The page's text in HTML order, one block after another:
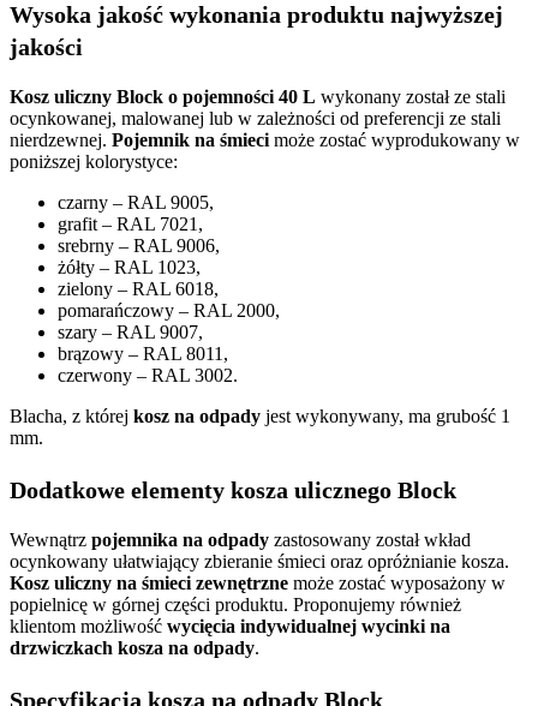
Wysoka jakość wykonania produktu najwyższej
jakości
Kosz uliczny Block o pojemności 40 L wykonany został ze stali
ocynkowanej, malowanej lub w zależności od preferencji ze stali
nierdzewnej. Pojemnik na śmieci może zostać wyprodukowany w
poniższej kolorystyce:
czarny – RAL 9005,
grafit – RAL 7021,
srebrny – RAL 9006,
żółty – RAL 1023,
zielony – RAL 6018,
pomarańczowy – RAL 2000,
szary – RAL 9007,
brązowy – RAL 8011,
czerwony – RAL 3002.
Blacha, z której kosz na odpady jest wykonywany, ma grubość 1
mm.
Dodatkowe elementy kosza ulicznego Block
Wewnątrz pojemnika na odpady zastosowany został wkład
ocynkowany ułatwiający zbieranie śmieci oraz opróżnianie kosza.
Kosz uliczny na śmieci zewnętrzne może zostać wyposażony w
popielnicę w górnej części produktu. Proponujemy również
klientom możliwość wycięcia indywidualnej wycinki na
drzwiczkach kosza na odpady.
Specyfikacja kosza na odpady Block